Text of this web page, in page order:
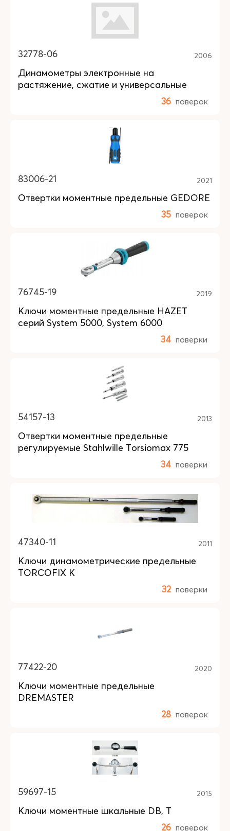
32778-06 2006
Динамометры электронные на
растяжение, сжатие и универсальные
36 поверок
83006-21 2021
Отвертки моментные предельные GEDORE
35 поверок
76745-19 2019
Ключи моментные предельные HAZET
серий System 5000, System 6000
34 поверки
54157-13 2013
Отвертки моментные предельные
регулируемые Stahlwille Torsiomax 775
34 поверки
47340-11 2011
Ключи динамометрические предельные
TORCOFIX K
32 поверки
77422-20 2020
Ключи моментные предельные
DREMASTER
28 поверок
59697-15 2015
Ключи моментные шкальные DB, T
26 поверок